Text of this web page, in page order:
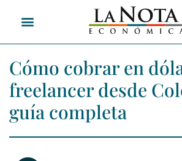
Cómo cobrar en
freelancer desde
guía completa